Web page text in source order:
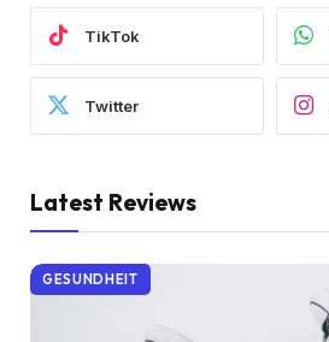
TikTok
Twitter
Latest Reviews
GESUNDHEIT